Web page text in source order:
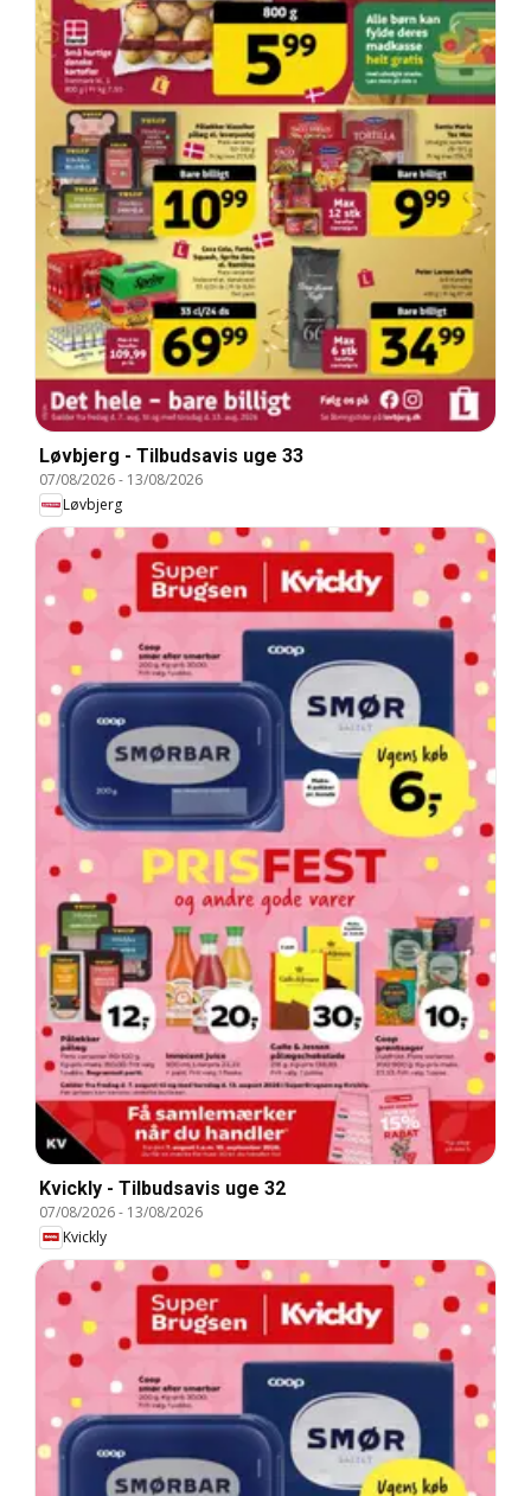
Løvbjerg - Tilbudsavis uge 33
07/08/2026- 13/08/2026
Løvbjerg
Kvickly - Tilbudsavis uge 32
07/08/2026- 13/08/2026
Kvickly